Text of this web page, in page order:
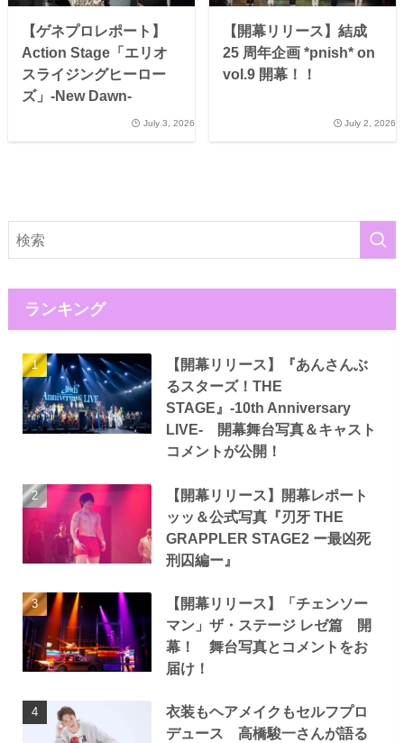
【ゲネプロレポート】
Action Stage「エリオ
スライジングヒーロー
ズ」-New Dawn-
July 3, 2026
【開幕リリース】結成
25 周年企画 *pnish* on
vol.9 開幕！！
July 2, 2026
ランキング
【開幕リリース】『あんさんぶ
るスターズ！THE
STAGE』-10th Anniversary
LIVE- 開幕舞台写真＆キャスト
コメントが公開！
【開幕リリース】開幕レポート
ッッ＆公式写真『刃牙 THE
GRAPPLER STAGE2 ー最凶死
刑囚編ー』
【開幕リリース】「チェンソー
マン」ザ・ステージ レゼ篇 開
幕！ 舞台写真とコメントをお
届け！
衣装もヘアメイクもセルフプロ
デュース 高橋駿一さんが語る